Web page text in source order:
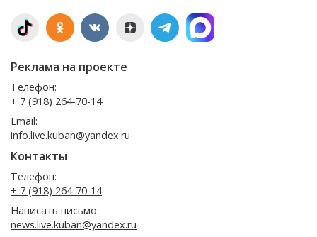
Реклама на проекте
Телефон:
+ 7 (918) 264-70-14
Email:
info.live.kuban@yandex.ru
Контакты
Телефон:
+ 7 (918) 264-70-14
Написать письмо:
news.live.kuban@yandex.ru